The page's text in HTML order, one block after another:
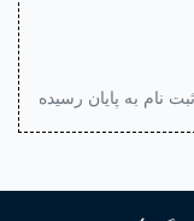
نام به پایان رسیده